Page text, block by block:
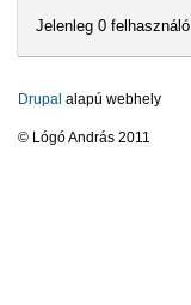
Jelenleg 0
Drupal alapú webhely
© Lógó András 2011